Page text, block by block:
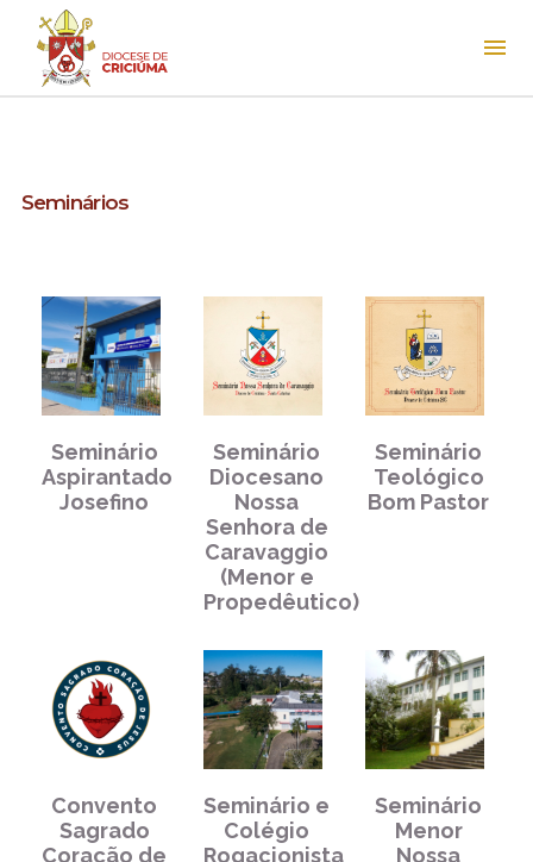
Seminários
Seminário
Aspirantado
Josefino
Seminário
Diocesano
Nossa
Senhora de
Caravaggio
(Menor e
Propedêutico)
Seminário
Teológico
Bom Pastor
Convento
Sagrado
Coração de
Seminário e
Colégio
Rogacionista
Seminário
Menor
Nossa